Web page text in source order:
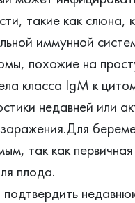
такие как слюна,
иммунной
похожие на
класса IgM к
недавней или
так как
плода.